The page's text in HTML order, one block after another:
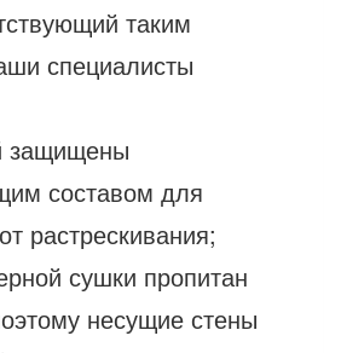
таким
специалисты
защищены
составом для
растрескивания;
сушки пропитан
несущие стены